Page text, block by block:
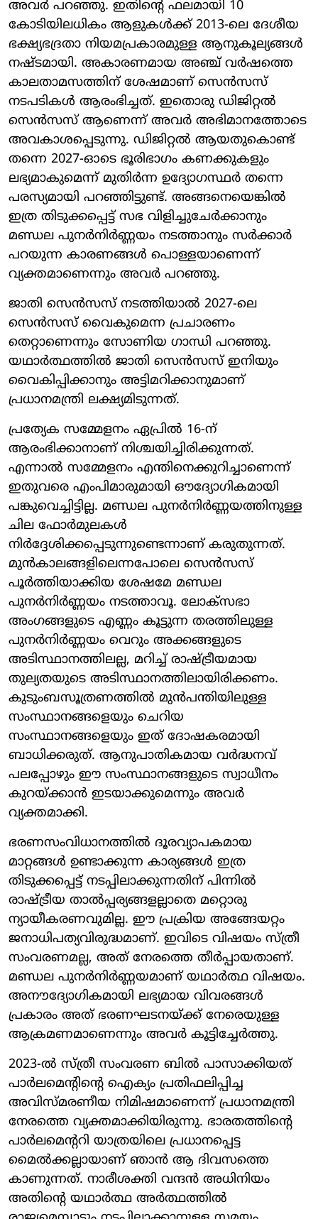
അവര്‍ പറഞ്ഞു. ഇതിന്റെ ഫലമായി 10
കോടിയിലധികം ആളുകള്‍ക്ക് 2013-ലെ ദേശീയ
ഭക്ഷ്യഭദ്രതാ നിയമപ്രകാരമുള്ള ആനുകൂല്യങ്ങള്‍
നഷ്ടമായി. അകാരണമായ അഞ്ച് വര്‍ഷത്തെ
കാലതാമസത്തിന് ശേഷമാണ് സെന്‍സസ്
നടപടികള്‍ ആരംഭിച്ചത്. ഇതൊരു ഡിജിറ്റല്‍
സെന്‍സസ് ആണെന്ന് അവര്‍ അഭിമാനത്തോടെ
അവകാശപ്പെടുന്നു. ഡിജിറ്റല്‍ ആയതുകൊണ്ട്
തന്നെ 2027-ഓടെ ഭൂരിഭാഗം കണക്കുകളും
ലഭ്യമാകുമെന്ന് മുതിര്‍ന്ന ഉദ്യോഗസ്ഥര്‍ തന്നെ
പരസ്യമായി പറഞ്ഞിട്ടുണ്ട്. അങ്ങനെയെങ്കില്‍
ഇത്ര തിടുക്കപ്പെട്ട് സഭ വിളിച്ചുചേര്‍ക്കാനും
മണ്ഡല പുനര്‍നിര്‍ണ്ണയം നടത്താനും സര്‍ക്കാര്‍
പറയുന്ന കാരണങ്ങള്‍ പൊള്ളയാണെന്ന്
വ്യക്തമാണെന്നും അവര്‍ പറഞ്ഞു.
ജാതി സെന്‍സസ് നടത്തിയാല്‍ 2027-ലെ
സെന്‍സസ് വൈകുമെന്ന പ്രചാരണം
തെറ്റാണെന്നും സോണിയ ഗാന്ധി പറഞ്ഞു.
യഥാര്‍ത്ഥത്തില്‍ ജാതി സെന്‍സസ് ഇനിയും
വൈകിപ്പിക്കാനും അട്ടിമറിക്കാനുമാണ്
പ്രധാനമന്ത്രി ലക്ഷ്യമിടുന്നത്.
പ്രത്യേക സമ്മേളനം ഏപ്രില്‍ 16-ന്
ആരംഭിക്കാനാണ് നിശ്ചയിച്ചിരിക്കുന്നത്.
എന്നാല്‍ സമ്മേളനം എന്തിനെക്കുറിച്ചാണെന്ന്
ഇതുവരെ എംപിമാരുമായി ഔദ്യോഗികമായി
പങ്കുവെച്ചിട്ടില്ല. മണ്ഡല പുനര്‍നിര്‍ണ്ണയത്തിനുള്ള
ചില ഫോര്‍മുലകള്‍
നിര്‍ദ്ദേശിക്കപ്പെടുന്നുണ്ടെന്നാണ് കരുതുന്നത്.
മുന്‍കാലങ്ങളിലെന്നപോലെ സെന്‍സസ്
പൂര്‍ത്തിയാക്കിയ ശേഷമേ മണ്ഡല
പുനര്‍നിര്‍ണ്ണയം നടത്താവൂ. ലോക്സഭാ
അംഗങ്ങളുടെ എണ്ണം കൂട്ടുന്ന തരത്തിലുള്ള
പുനര്‍നിര്‍ണ്ണയം വെറും അക്കങ്ങളുടെ
അടിസ്ഥാനത്തിലല്ല, മറിച്ച് രാഷ്ട്രീയമായ
തുല്യതയുടെ അടിസ്ഥാനത്തിലായിരിക്കണം.
കുടുംബസൂത്രണത്തില്‍ മുന്‍പന്തിയിലുള്ള
സംസ്ഥാനങ്ങളെയും ചെറിയ
സംസ്ഥാനങ്ങളെയും ഇത് ദോഷകരമായി
ബാധിക്കരുത്. ആനുപാതികമായ വര്‍ദ്ധനവ്
പലപ്പോഴും ഈ സംസ്ഥാനങ്ങളുടെ സ്വാധീനം
കുറയ്ക്കാന്‍ ഇടയാക്കുമെന്നും അവര്‍
വ്യക്തമാക്കി.
ഭരണസംവിധാനത്തില്‍ ദൂരവ്യാപകമായ
മാറ്റങ്ങള്‍ ഉണ്ടാക്കുന്ന കാര്യങ്ങള്‍ ഇത്ര
തിടുക്കപ്പെട്ട് നടപ്പിലാക്കുന്നതിന് പിന്നില്‍
രാഷ്ട്രീയ താല്‍പ്പര്യങ്ങളല്ലാതെ മറ്റൊരു
ന്യായീകരണവുമില്ല. ഈ പ്രക്രിയ അങ്ങേയറ്റം
ജനാധിപത്യവിരുദ്ധമാണ്. ഇവിടെ വിഷയം സ്ത്രീ
സംവരണമല്ല, അത് നേരത്തെ തീര്‍പ്പായതാണ്.
മണ്ഡല പുനര്‍നിര്‍ണ്ണയമാണ് യഥാര്‍ത്ഥ വിഷയം.
അനൗദ്യോഗികമായി ലഭ്യമായ വിവരങ്ങള്‍
പ്രകാരം അത് ഭരണഘടനയ്ക്ക് നേരെയുള്ള
ആക്രമണമാണെന്നും അവര്‍ കൂട്ടിച്ചേര്‍ത്തു.
2023-ല്‍ സ്ത്രീ സംവരണ ബില്‍ പാസാക്കിയത്
പാര്‍ലമെന്റിന്റെ ഐക്യം പ്രതിഫലിപ്പിച്ച
അവിസ്മരണീയ നിമിഷമാണെന്ന് പ്രധാനമന്ത്രി
നേരത്തെ വ്യക്തമാക്കിയിരുന്നു. ഭാരതത്തിന്റെ
പാര്‍ലമെന്ററി യാത്രയിലെ പ്രധാനപ്പെട്ട
മൈല്‍ക്കല്ലായാണ് ഞാന്‍ ആ ദിവസത്തെ
കാണുന്നത്. നാരീശക്തി വന്ദന്‍ അധിനിയം
അതിന്റെ യഥാര്‍ത്ഥ അര്‍ത്ഥത്തില്‍